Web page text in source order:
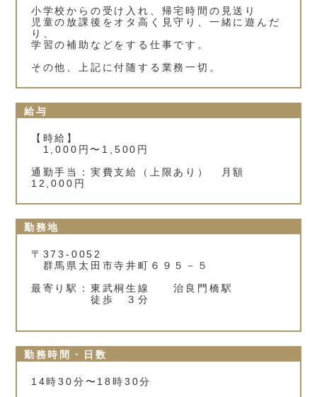
小学校からの受け入れ、帰宅時間の見送り
児童の放課後をオタ高く見守り、一緒に遊んだ
り、
学習の補助などをする仕事です。
その他、上記に付随する業務一切。
給与
【時給】
1,000円〜1,500円
通勤手当：実費支給（上限あり） 月額
12,000円
勤務地
〒373-0052
群馬県太田市寺井町６９５－５
最寄り駅：東武桐生線 治良門橋駅
徒歩 ３分
勤務時間・日数
14時30分〜18時30分